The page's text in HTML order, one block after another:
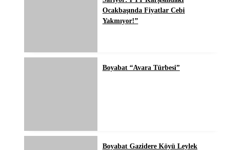
Ocakbaşında Fiyatlar Cebi
Yakmıyor!”
Boyabat “Avara Türbesi”
Boyabat Gazidere Köyü Leylek